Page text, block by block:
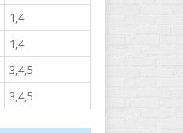
1,4
1,4
3,4,5
3,4,5